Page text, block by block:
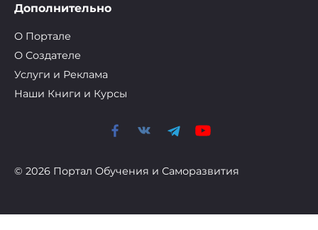
Дополнительно
О Портале
О Cоздателе
Услуги и Реклама
Наши Книги и Курсы
© 2026 Портал Обучения и Саморазвития